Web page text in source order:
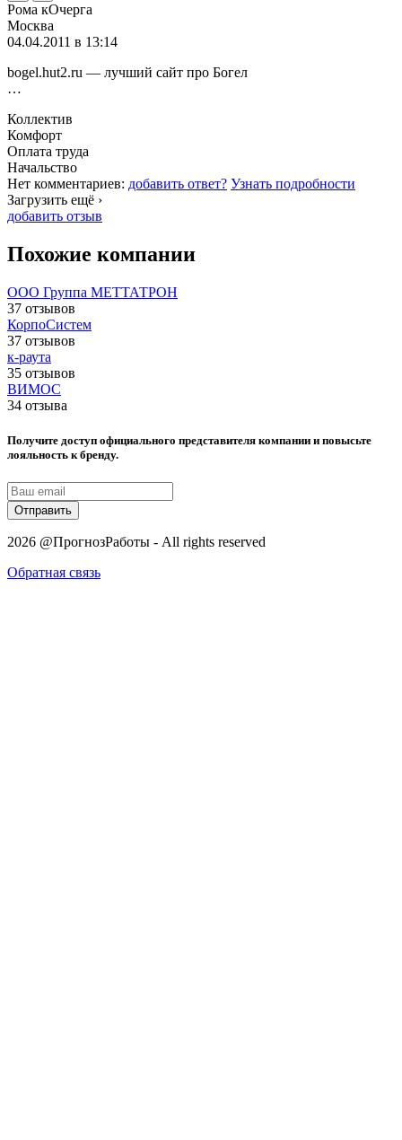
Рома кОчерга
Москва
04.04.2011 в 13:14
bogel.hut2.ru — лучший сайт про Богел
…
Коллектив
Комфорт
Оплата труда
Начальство
Нет комментариев: добавить ответ? Узнать подробности
Загрузить ещё ›
добавить отзыв
Похожие компании
ООО Группа МЕТТАТРОН
37 отзывов
КорпоСистем
37 отзывов
к-раута
35 отзывов
ВИМОС
34 отзыва
Получите доступ официального представителя компании и повысьте
лояльность к бренду.
Отправить
2026 @ПрогнозРаботы - All rights reserved
Обратная связь